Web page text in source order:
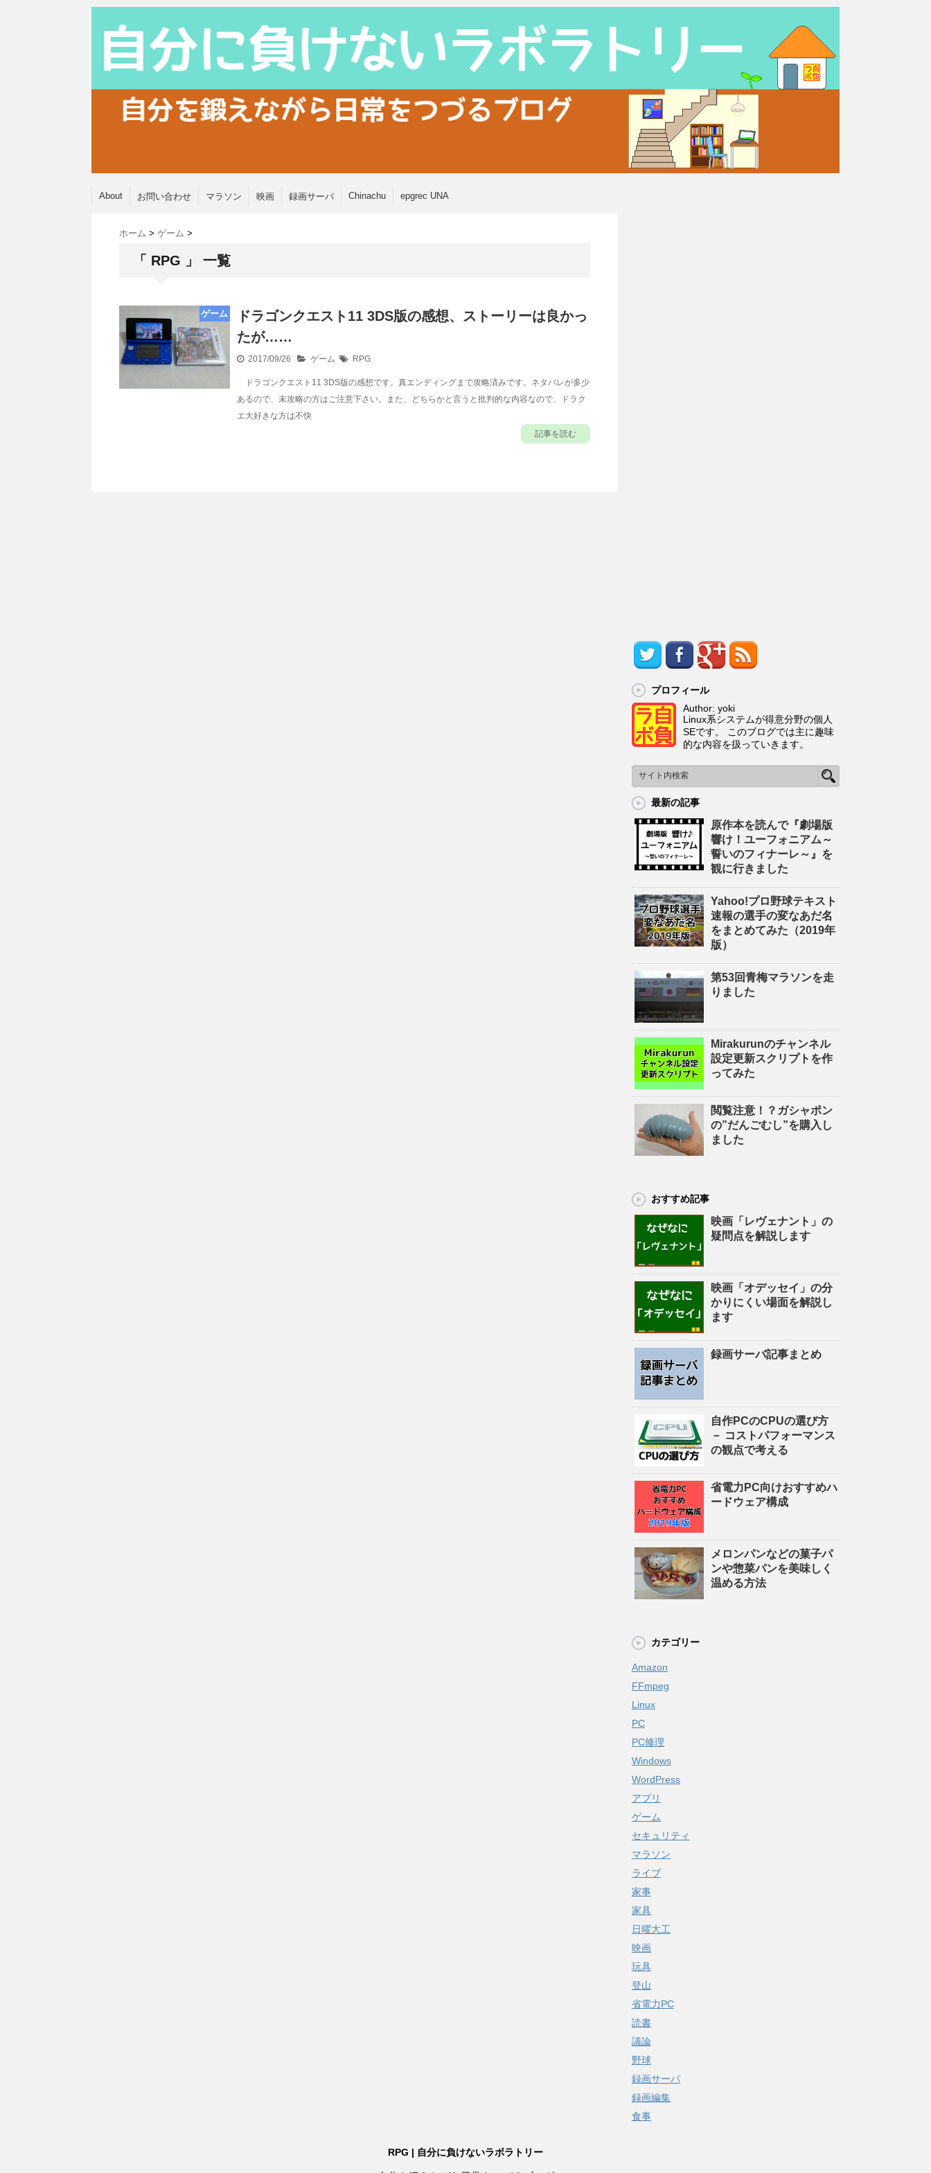
About お問い合わせ マラソン 映画 録画サーバ Chinachu epgrec UNA
ホーム > ゲーム >
「 RPG 」 一覧
ゲーム
ドラゴンクエスト11 3DS版の感想、ストーリーは良かっ
たが……
2017/09/26 ゲーム RPG
ドラゴンクエスト11 3DS版の感想です。真エンディングまで攻略済みです。ネタバレが多少
あるので、未攻略の方はご注意下さい。また、どちらかと言うと批判的な内容なので、ドラク
エ大好きな方は不快
記事を読む
プロフィール
Author: yoki
Linux系システムが得意分野の個人
SEです。 このブログでは主に趣味
的な内容を扱っていきます。
最新の記事
原作本を読んで『劇場版
響け！ユーフォニアム～
誓いのフィナーレ～』を
観に行きました
Yahoo!プロ野球テキスト
速報の選手の変なあだ名
をまとめてみた（2019年
版）
第53回青梅マラソンを走
りました
Mirakurunのチャンネル
設定更新スクリプトを作
ってみた
閲覧注意！？ガシャポン
の”だんごむし”を購入し
ました
おすすめ記事
映画「レヴェナント」の
疑問点を解説します
映画「オデッセイ」の分
かりにくい場面を解説し
ます
録画サーバ記事まとめ
自作PCのCPUの選び方
－ コストパフォーマンス
の観点で考える
省電力PC向けおすすめハ
ードウェア構成
メロンパンなどの菓子パ
ンや惣菜パンを美味しく
温める方法
カテゴリー
Amazon
FFmpeg
Linux
PC
PC修理
Windows
WordPress
アプリ
ゲーム
セキュリティ
マラソン
ライブ
家事
家具
日曜大工
映画
玩具
登山
省電力PC
読書
議論
野球
録画サーバ
録画編集
食事
RPG | 自分に負けないラボラトリー